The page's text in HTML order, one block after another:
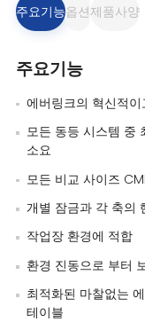
주요기능옵션제품사양
주요기능
에버링크의 혁신적
모든 동등 시스템 중
소요
모든 비교 사이즈
개별 잠금과 각 축의
작업장 환경에 적합
환경 진동으로 부터
최적화된 마찰없는
테이블